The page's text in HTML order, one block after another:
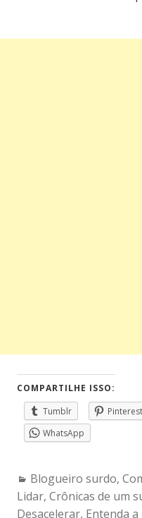
COMPARTILHE ISSO:
Tumblr
Pinterest
WhatsApp
Categories:
Blogueiro surdo,
Lidar, Crônicas de um
Desacelerar, Entenda